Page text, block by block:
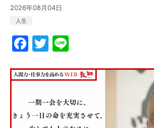
2026年08月04日
人生
F
a
c
b
T
w
itte